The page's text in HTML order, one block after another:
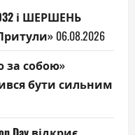
і ШЕРШЕНЬ
06.08.2026
за собою»
бути сильним